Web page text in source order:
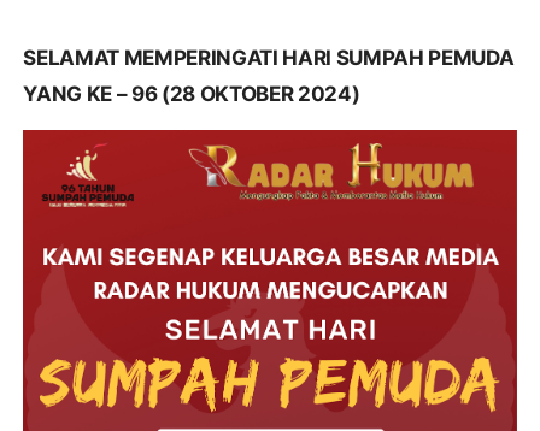
SELAMAT MEMPERINGATI HARI SUMPAH PEMUDA
YANG KE – 96 (28 OKTOBER 2024)